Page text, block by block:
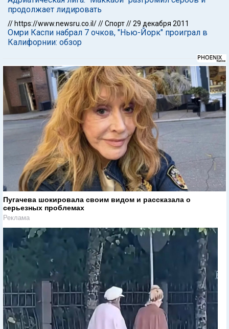
продолжает лидировать
// https://www.newsru.co.il///Спорт//29 декабря 2011
Омри Каспи набрал 7 очков, "Нью-Йорк" проиграл в
Калифорнии: обзор
Пугачева шокировала своим видом и рассказала о
серьезных проблемах
Реклама